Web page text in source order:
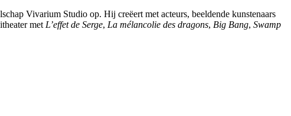
Vivarium Studio op. Hij creëert met acteurs, beeldende kunstenaars
met L’effet de Serge, La mélancolie des dragons, Big Bang, Swamp